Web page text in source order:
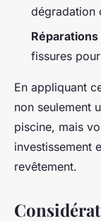
dégradation
fissures
En appliquant
non seulement
piscine, mais
investissement
revêtement.